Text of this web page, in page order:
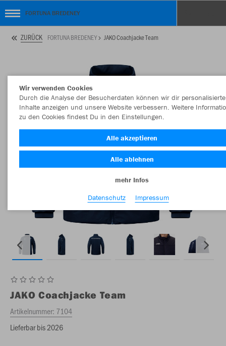
FORTUNA BREDENEY
ZURÜCK FORTUNA BREDENEY JAKO Coachjacke Team
JAKO Coachjacke Team
Artikelnummer: 7104
Lieferbar bis 2026
Wir verwenden Cookies
Durch die Analyse der Besucherdaten können wir dir personalisierte
Inhalte anzeigen und unsere Website verbessern. Weitere
zu den Cookies findest Du in den Einstellungen.
Alle akzeptieren
Alle ablehnen
mehr Infos
Datenschutz
Impressum